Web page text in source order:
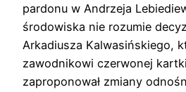
pardonu w Andrzeja
środowiska nie rozumie
Arkadiusza Kalwasińskiego,
zawodnikowi czerwonej
zaproponował zmiany